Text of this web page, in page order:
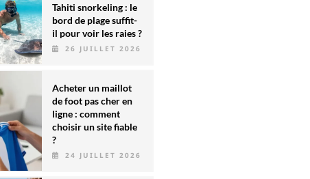
Tahiti snorkeling : le
bord de plage suffit-
il pour voir les raies ?
26 JUILLET 2026
Acheter un maillot
de foot pas cher en
ligne : comment
choisir un site fiable
?
24 JUILLET 2026